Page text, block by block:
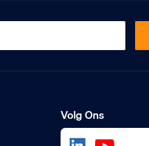
Volg Ons